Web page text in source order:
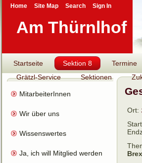
Am Thürnlhof
Startseite Sektion 8 Termine
Grätzl-Service
Sektionen
MitarbeiterInnen
Wir über uns
Wissenswertes
Ja, ich will Mitglied werden
Ort:
Home Site Map Search Sign In